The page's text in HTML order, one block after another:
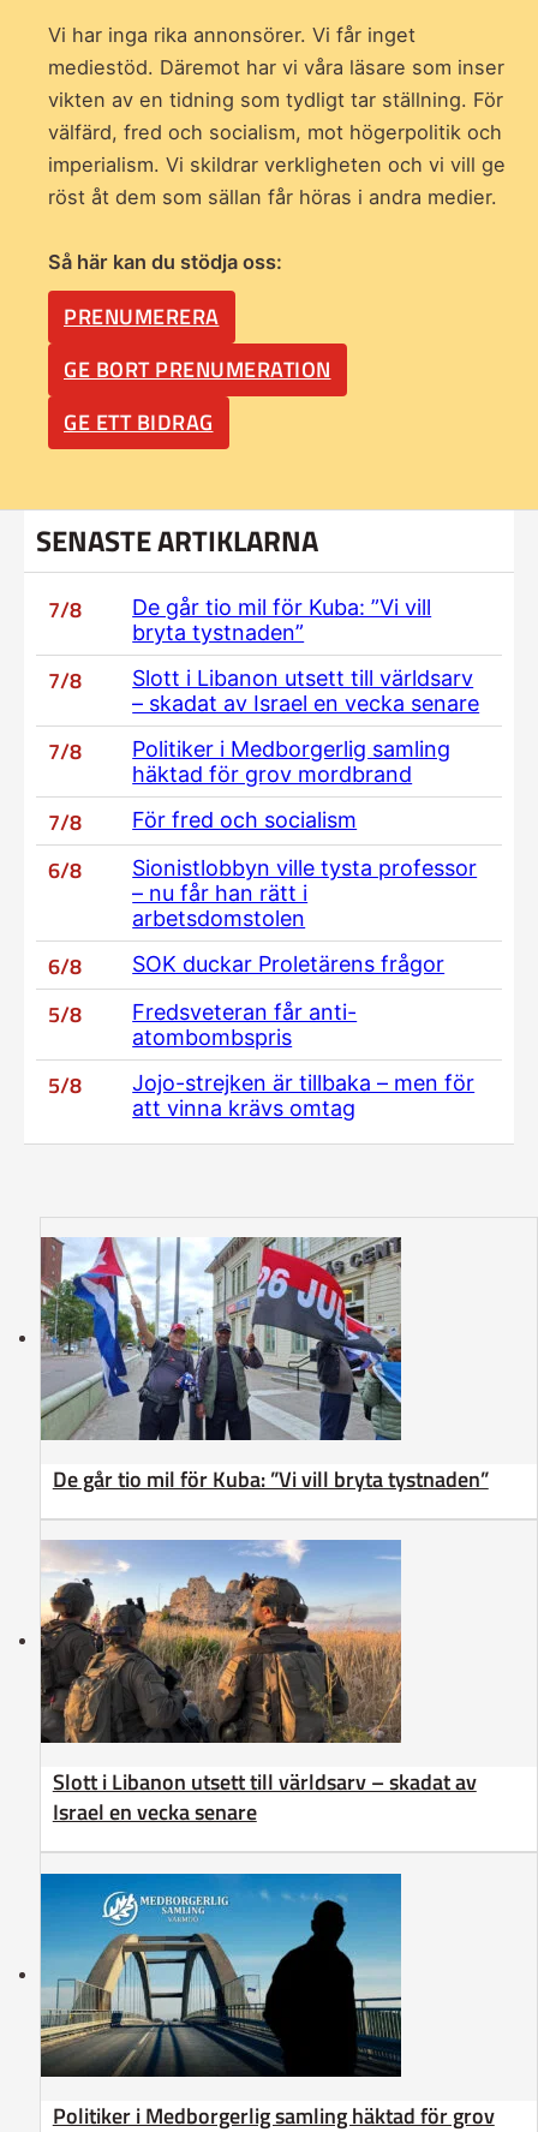
Vi har inga rika annonsörer. Vi får inget
mediestöd. Däremot har vi våra läsare som inser
vikten av en tidning som tydligt tar ställning. För
välfärd, fred och socialism, mot högerpolitik och
imperialism. Vi skildrar verkligheten och vi vill ge
röst åt dem som sällan får höras i andra medier.
Så här kan du stödja oss:
PRENUMERERA
GE BORT PRENUMERATION
GE ETT BIDRAG
SENASTE ARTIKLARNA
7/8
De går tio mil för Kuba: ”Vi vill
bryta tystnaden”
7/8
Slott i Libanon utsett till världsarv
– skadat av Israel en vecka senare
7/8
Politiker i Medborgerlig samling
häktad för grov mordbrand
7/8 För fred och socialism
6/8
Sionistlobbyn ville tysta professor
– nu får han rätt i
arbetsdomstolen
6/8 SOK duckar Proletärens frågor
5/8
Fredsveteran får anti-
atombombspris
5/8
Jojo-strejken är tillbaka – men för
att vinna krävs omtag
De går tio mil för Kuba: ”Vi vill bryta tystnaden”
Slott i Libanon utsett till världsarv – skadat av
Israel en vecka senare
Politiker i Medborgerlig samling häktad för grov